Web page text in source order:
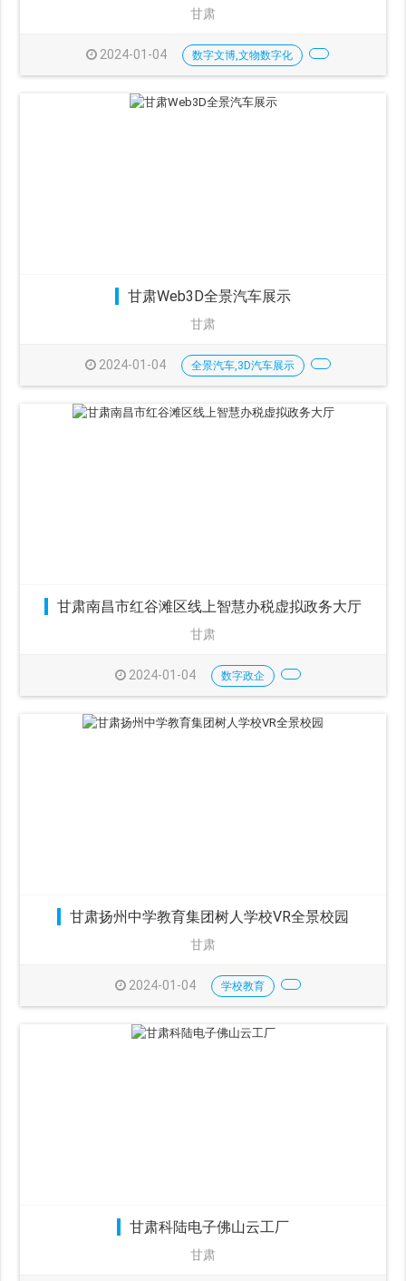
甘肃
2024-01-04 数字文博,文物数字化
甘肃Web3D全景汽车展示
甘肃
2024-01-04 全景汽车,3D汽车展示
甘肃南昌市红谷滩区线上智慧办税虚拟政务大厅
甘肃
2024-01-04 数字政企
甘肃扬州中学教育集团树人学校VR全景校园
甘肃
2024-01-04 学校教育
甘肃科陆电子佛山云工厂
甘肃